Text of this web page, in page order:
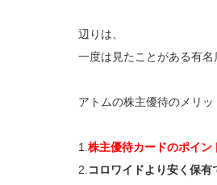
辺りは、
一度は見たことがある有名
アトムの株主優待のメリッ
1. 株主優待カードのポイン
2. コロワイドより安く保有